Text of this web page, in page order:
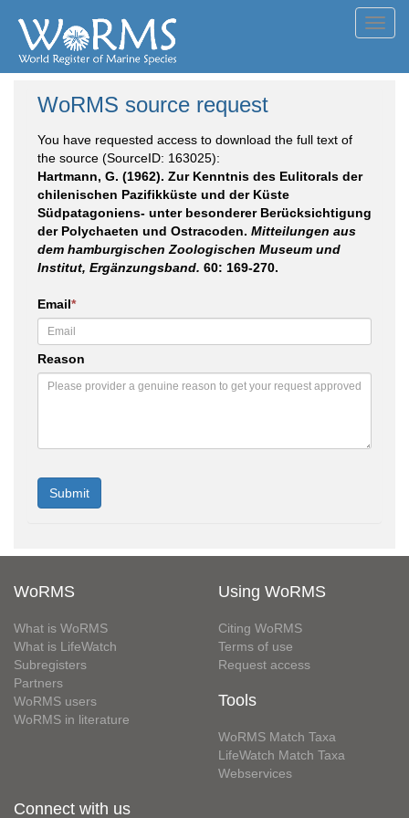
WoRMS source request
You have requested access to download the full text of
the source (SourceID: 163025):
Hartmann, G. (1962). Zur Kenntnis des Eulitorals der
chilenischen Pazifikküste und der Küste
Südpatagoniens- unter besonderer Berücksichtigung
der Polychaeten und Ostracoden. Mitteilungen aus
dem hamburgischen Zoologischen Museum und
Institut, Ergänzungsband. 60: 169-270.
Email*
Reason
WoRMS
What is WoRMS
What is LifeWatch
Subregisters
Partners
WoRMS users
WoRMS in literature
Using WoRMS
Citing WoRMS
Terms of use
Request access
Tools
WoRMS Match Taxa
LifeWatch Match Taxa
Webservices
Connect with us